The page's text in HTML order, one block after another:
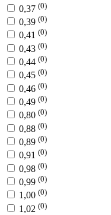
0,37 (0)
0,39 (0)
0,41 (0)
0,43 (0)
0,44 (0)
0,45 (0)
0,46 (0)
0,49 (0)
0,80 (0)
0,88 (0)
0,89 (0)
0,91 (0)
0,98 (0)
0,99 (0)
1,00 (0)
1,02 (0)